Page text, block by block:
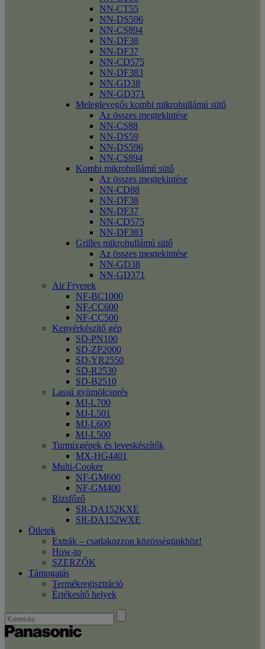
NN-CT55
NN-DS596
NN-CS894
NN-DF38
NN-DF37
NN-CD575
NN-DF383
NN-GD38
NN-GD371
Meleglevegős kombi mikrohullámú sütő
Az összes megtekintése
NN-CS88
NN-DS59
NN-DS596
NN-CS894
Kombi mikrohullámú sütő
Az összes megtekintése
NN-CD88
NN-DF38
NN-DF37
NN-CD575
NN-DF383
Grilles mikrohullámú sütő
Az összes megtekintése
NN-GD38
NN-GD371
Air Fryerek
NF-BC1000
NF-CC600
NF-CC500
Kenyérkészítő gép
SD-PN100
SD-ZP2000
SD-YR2550
SD-R2530
SD-B2510
Lassú gyümölcsprés
MJ-L700
MJ-L501
MJ-L600
MJ-L500
Turmixgépek és leveskészítők
MX-HG4401
Multi-Cooker
NF-GM600
NF-GM400
Rizsfőző
SR-DA152KXE
SR-DA152WXE
Ötletek
Extrák – csatlakozzon közösségünkhöz!
How-to
SZERZŐK
Támogatás
Termékregisztráció
Értékesítő helyek